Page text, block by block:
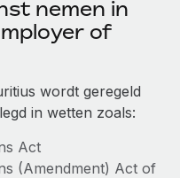
nemen in
of
wordt geregeld
in wetten zoals:
Act
(Amendment) Act of